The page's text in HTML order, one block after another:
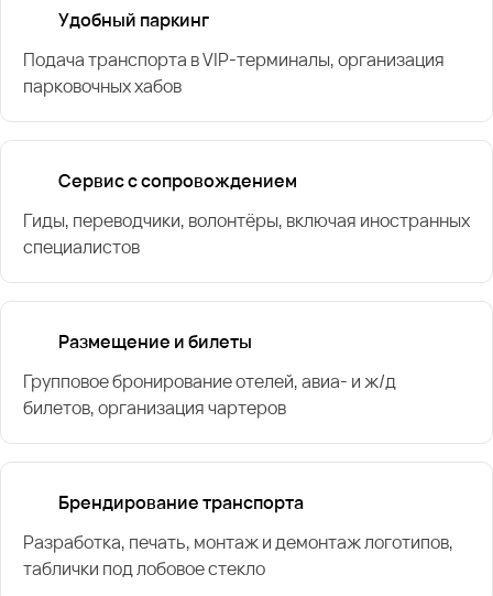
Удобный паркинг
Подача транспорта в VIP-терминалы, организация
парковочных хабов
Сервис с сопровождением
Гиды, переводчики, волонтёры, включая иностранных
специалистов
Размещение и билеты
Групповое бронирование отелей, авиа- и ж/д
билетов, организация чартеров
Брендирование транспорта
Разработка, печать, монтаж и демонтаж логотипов,
таблички под лобовое стекло